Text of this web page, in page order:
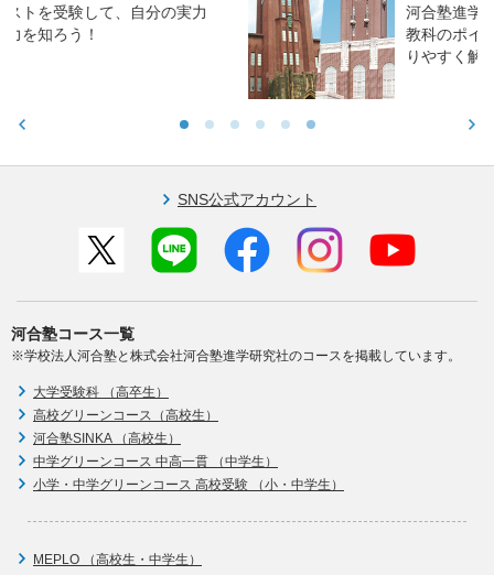
河合塾進学アドバイザーとプロ講師が、各
教科のポイントや合格者の傾向などをわか
りやすく解説します。
SNS公式アカウント
河合塾コース一覧
※学校法人河合塾と株式会社河合塾進学研究社のコースを掲載しています。
大学受験科 （高卒生）
高校グリーンコース（高校生）
河合塾SINKA （高校生）
中学グリーンコース 中高一貫 （中学生）
小学・中学グリーンコース 高校受験 （小・中学生）
MEPLO （高校生・中学生）